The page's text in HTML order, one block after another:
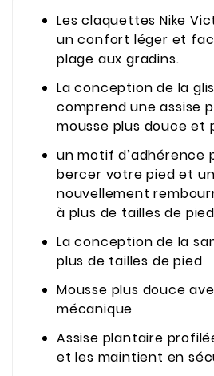
Les claquettes Nike
un confort léger et
plage aux gradins.
La conception de la
comprend une assise
mousse plus douce et
un motif d’adhérence
bercer votre pied et
nouvellement
à plus de tailles de
La conception de la
plus de tailles de pied
Mousse plus douce
mécanique
Assise plantaire
et les maintient en